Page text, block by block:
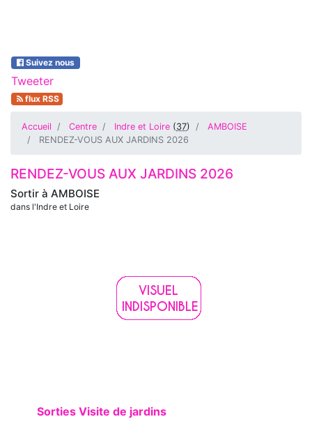
Suivez nous
Tweeter
flux RSS
Accueil Centre Indre et Loire (37)
AMBOISE
RENDEZ-VOUS AUX JARDINS 2026
Sortir à AMBOISE
dans l'Indre et Loire
RENDEZ-VOUS AUX JARDINS 2026
Sorties Visite de jardins